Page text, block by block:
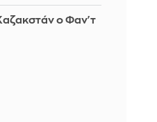
ο Φαν'τ